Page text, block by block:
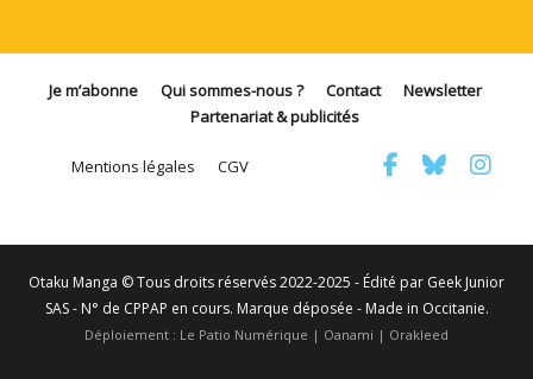
Je m’abonne Qui sommes-nous ? Contact
Newsletter
Partenariat & publicités
Mentions légales CGV
Otaku Manga © Tous droits réservés 2022-2025 - Édité par Geek Junior
SAS - N° de CPPAP en cours. Marque déposée - Made in Occitanie.
Déploiement : Le Patio Numérique | Oanami | Orakleed